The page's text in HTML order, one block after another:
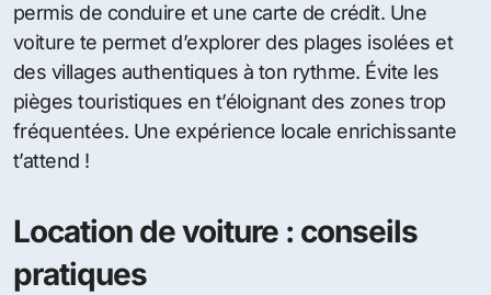
permis de conduire et une carte de crédit. Une
voiture te permet d’explorer des plages isolées et
des villages authentiques à ton rythme. Évite les
pièges touristiques en t’éloignant des zones trop
fréquentées. Une expérience locale enrichissante
t’attend !
Location de voiture : conseils
pratiques